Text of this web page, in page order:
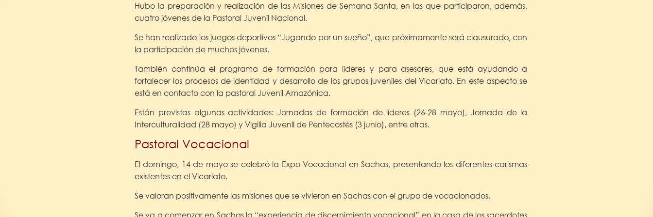
Hubo la preparación y realización de las Misiones de Semana Santa, en las que participaron, además,
cuatro jóvenes de la Pastoral Juvenil Nacional.
Se han realizado los juegos deportivos “Jugando por un sueño”, que próximamente será clausurado, con
la participación de muchos jóvenes.
También continúa el programa de formación para líderes y para asesores, que está ayudando a
fortalecer los procesos de identidad y desarrollo de los grupos juveniles del Vicariato. En este aspecto se
está en contacto con la pastoral Juvenil Amazónica.
Están previstas algunas actividades: Jornadas de formación de líderes (26-28 mayo), Jornada de la
Interculturalidad (28 mayo) y Vigilia Juvenil de Pentecostés (3 junio), entre otras.
Pastoral Vocacional
El domingo, 14 de mayo se celebró la Expo Vocacional en Sachas, presentando los diferentes carismas
existentes en el Vicariato.
Se valoran positivamente las misiones que se vivieron en Sachas con el grupo de vocacionados.
Se va a comenzar en Sachas la “experiencia de discernimiento vocacional” en la casa de los sacerdotes